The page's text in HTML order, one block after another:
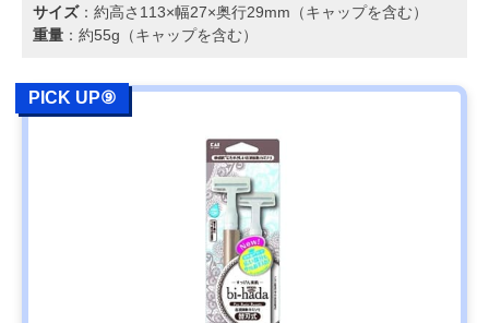
サイズ：約高さ113×幅27×奥行29mm（キャップを含む）
重量 ：約55g（キャップを含む）
PICK UP⑨